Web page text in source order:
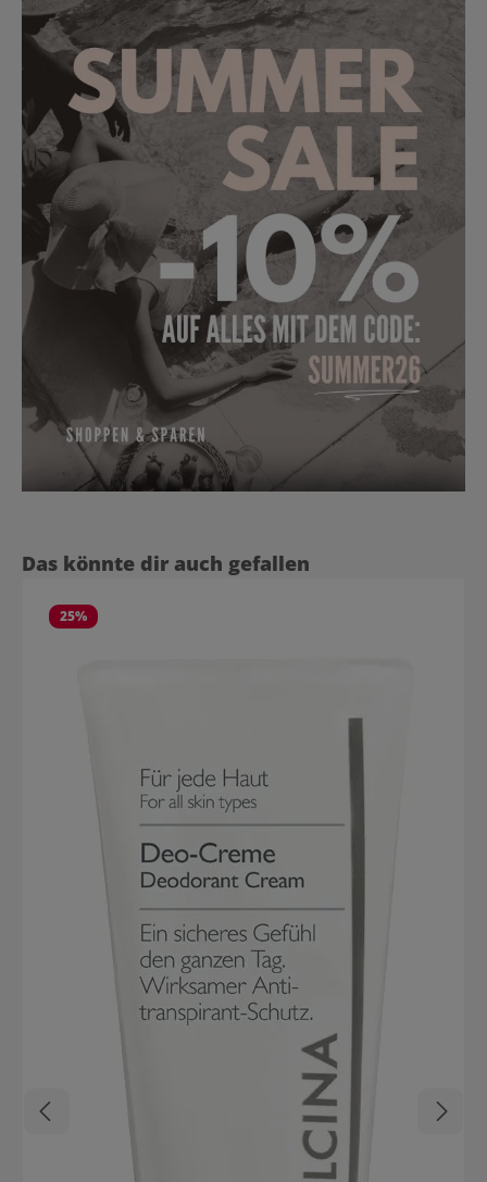
Produktgalerie überspringen
Das könnte dir auch gefallen
25%